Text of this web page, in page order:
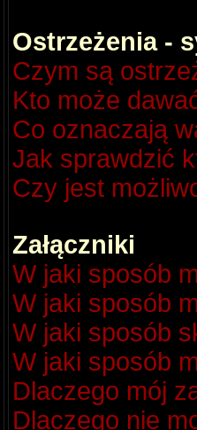
Ostrzeżenia -
Czym są
Kto może
Co oznaczają
Jak sprawdzić
Czy jest
Załączniki
W jaki sposób
W jaki sposób
W jaki sposób
W jaki sposób
Dlaczego mój
Dlaczego nie